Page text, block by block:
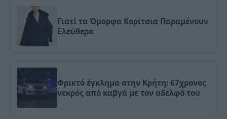
Γιατί τα Όμορφα Κορίτσια Παραμένουν
Ελεύθερα
Φρικτό έγκλημα στην Κρήτη: 67χρονος
νεκρός από καβγά με τον αδελφό του